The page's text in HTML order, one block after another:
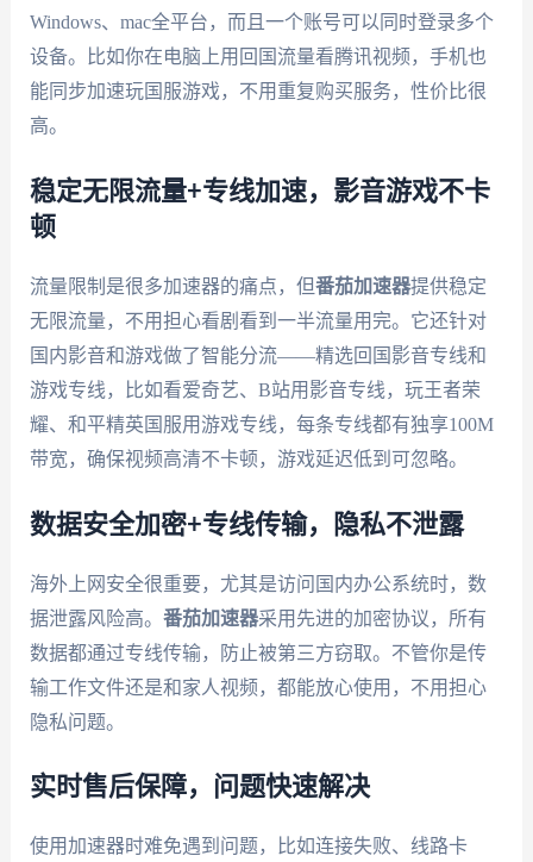
Windows、mac全平台，而且一个账号可以同时登录多个
设备。比如你在电脑上用回国流量看腾讯视频，手机也
能同步加速玩国服游戏，不用重复购买服务，性价比很
高。
稳定无限流量+专线加速，影音游戏不卡
顿
流量限制是很多加速器的痛点，但番茄加速器提供稳定
无限流量，不用担心看剧看到一半流量用完。它还针对
国内影音和游戏做了智能分流——精选回国影音专线和
游戏专线，比如看爱奇艺、B站用影音专线，玩王者荣
耀、和平精英国服用游戏专线，每条专线都有独享100M
带宽，确保视频高清不卡顿，游戏延迟低到可忽略。
数据安全加密+专线传输，隐私不泄露
海外上网安全很重要，尤其是访问国内办公系统时，数
据泄露风险高。 番茄加速器采用先进的加密协议，所有
数据都通过专线传输，防止被第三方窃取。不管你是传
输工作文件还是和家人视频，都能放心使用，不用担心
隐私问题。
实时售后保障，问题快速解决
使用加速器时难免遇到问题，比如连接失败、线路卡